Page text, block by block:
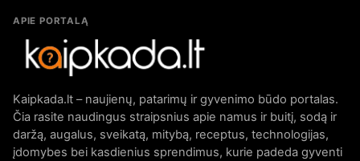
APIE PORTALĄ
Kaipkada.lt – naujienų, patarimų ir gyvenimo būdo portalas.
Čia rasite naudingus straipsnius apie namus ir buitį, sodą ir
daržą, augalus, sveikatą, mitybą, receptus, technologijas,
įdomybes bei kasdienius sprendimus, kurie padeda gyventi